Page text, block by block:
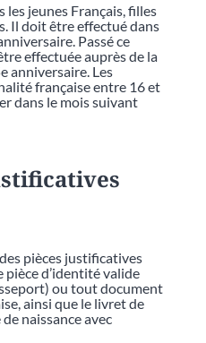
les jeunes Français, filles
Il doit être effectué dans
Passé ce
effectuée auprès de la
anniversaire. Les
française entre 16 et
dans le mois suivant
pièces justificatives
pièce d’identité valide
ou tout document
ainsi que le livret de
naissance avec